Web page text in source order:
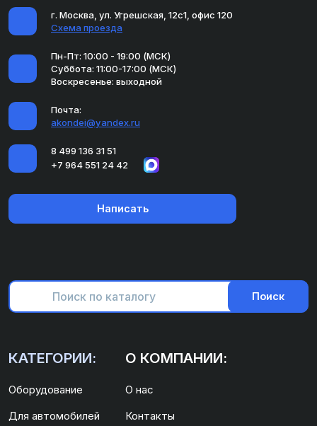
г. Москва, ул. Угрешская, 12с1, офис 120
Схема проезда
Пн-Пт: 10:00 - 19:00 (МСК)
Суббота: 11:00-17:00 (МСК)
Воскресенье: выходной
Почта:
akondei@yandex.ru
8 499 136 31 51
+7 964 551 24 42
Написать
Поиск
КАТЕГОРИИ:
Оборудование
Для автомобилей
О КОМПАНИИ:
О нас
Контакты